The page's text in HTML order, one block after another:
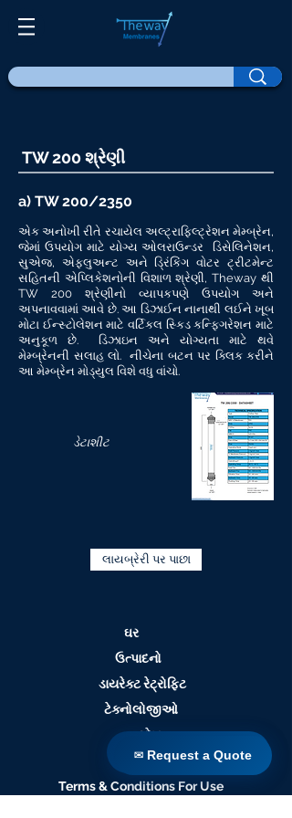
TW 200 શ્રેણી
a) TW 200/2350
એક અનોખી રીતે રચાયેલ અલ્ટ્રાફિલ્ટ્રેશન મેમ્બ્રેન,
જેમાં ઉપયોગ માટે યોગ્ય ઓલરાઉન્ડર ડિસેલિનેશન,
સુએજ, એફ્લુઅન્ટ અને ડ્રિંકિંગ વોટર ટ્રીટમેન્ટ
સહિતની એપ્લિકેશનોની વિશાળ શ્રેણી, Theway થી
TW 200 શ્રેણીનો વ્યાપકપણે ઉપયોગ અને
અપનાવવામાં આવે છે. આ ડિઝાઈન નાનાથી લઈને ખૂબ
મોટા ઈન્સ્ટોલેશન માટે વર્ટિકલ સ્કિડ કન્ફિગરેશન માટે
અનુકૂળ છે. ડિઝાઇન અને યોગ્યતા માટે થવે
મેમ્બ્રેનની સલાહ લો. નીચેના બટન પર ક્લિક કરીને
આ મેમ્બ્રેન મોડ્યુલ વિશે વધુ વાંચો.
ડેટાશીટ
લાયબ્રેરી પર પાછા
ઘર
ઉત્પાદનો
ડાયરેક્ટ રેટ્રોફિટ
ટેક્નોલોજીઓ
બ્લોગ
Countries
Terms & Conditions For Use
✉ Request a Quote
✉ Request a Quote